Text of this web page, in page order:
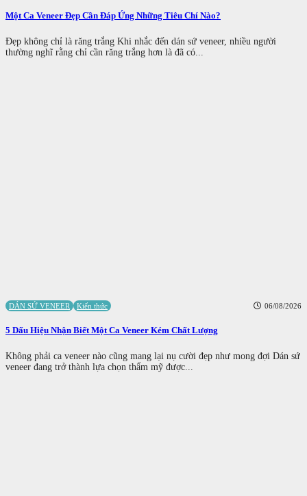
Một Ca Veneer Đẹp Cần Đáp Ứng Những Tiêu Chí Nào?
Đẹp không chỉ là răng trắng Khi nhắc đến dán sứ veneer, nhiều người
thường nghĩ rằng chỉ cần răng trắng hơn là đã có...
DÁN SỨ VENEER Kiến thức 06/08/2026
5 Dấu Hiệu Nhận Biết Một Ca Veneer Kém Chất Lượng
Không phải ca veneer nào cũng mang lại nụ cười đẹp như mong đợi Dán sứ
veneer đang trở thành lựa chọn thẩm mỹ được...